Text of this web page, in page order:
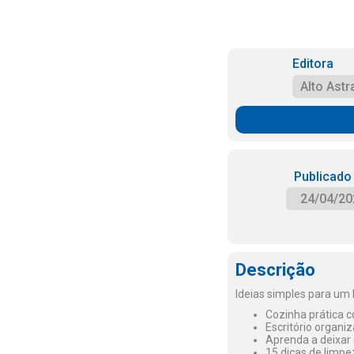
Editora
Alto
24/04/
Descrição
Ideias simples para
Cozinha prática
Escritório
Aprenda a